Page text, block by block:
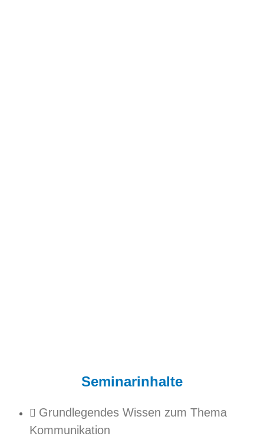
Seminarinhalte
Grundlegendes Wissen zum Thema
Kommunikation